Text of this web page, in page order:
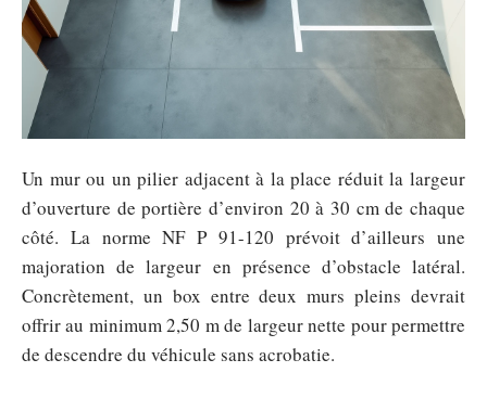
Un mur ou un pilier adjacent à la place réduit la largeur
d’ouverture de portière d’environ 20 à 30 cm de chaque
côté. La norme NF P 91-120 prévoit d’ailleurs une
majoration de largeur en présence d’obstacle latéral.
Concrètement, un box entre deux murs pleins devrait
offrir au minimum 2,50 m de largeur nette pour permettre
de descendre du véhicule sans acrobatie.